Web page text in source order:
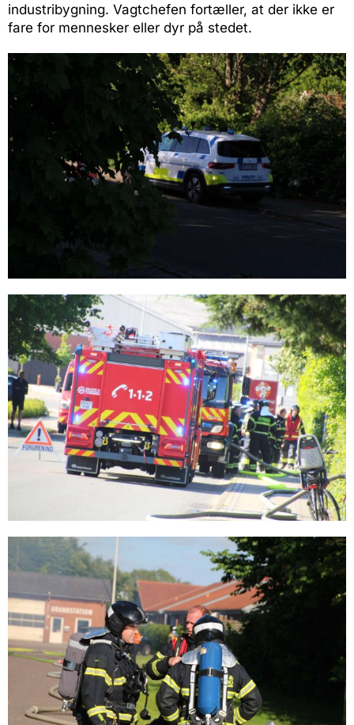
industribygning. Vagtchefen fortæller, at der ikke er
fare for mennesker eller dyr på stedet.